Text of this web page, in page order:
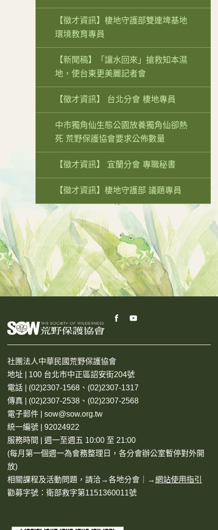
【徵才資訊】棲地守護部雙連埤基地
環境教育專員
【新聞稿】「讓水回來」搶救知本濕
地，使台東更美麗記者會
【徵才資訊】 台北分會 棲地專員
中市獨角仙生態公園放養獨角仙卻熱
死 荒野保護協會要求公佈數量
【徵才資訊】 宜蘭分會 專職秘書
【徵才資訊】棲地守護部 議題專員
社團法人中華民國荒野保護協會
地址 | 100 台北市中正區詔安街204號
電話 | (02)2307-1568、(02)2307-1317
傳真 | (02)2307-2538、(02)2307-2568
電子郵件 | sow@sow.org.tw
統一編號 | 92024922
服務時間 | 週一至週五 10:00 至 21:00
(每月第一個週一為會務整理日，各分會辦公室暫停對外開
放)
相關課程及活動問題，請洽→各地分會 ｜→網站使用指引
勸募字號：衛部救字第1151360011號